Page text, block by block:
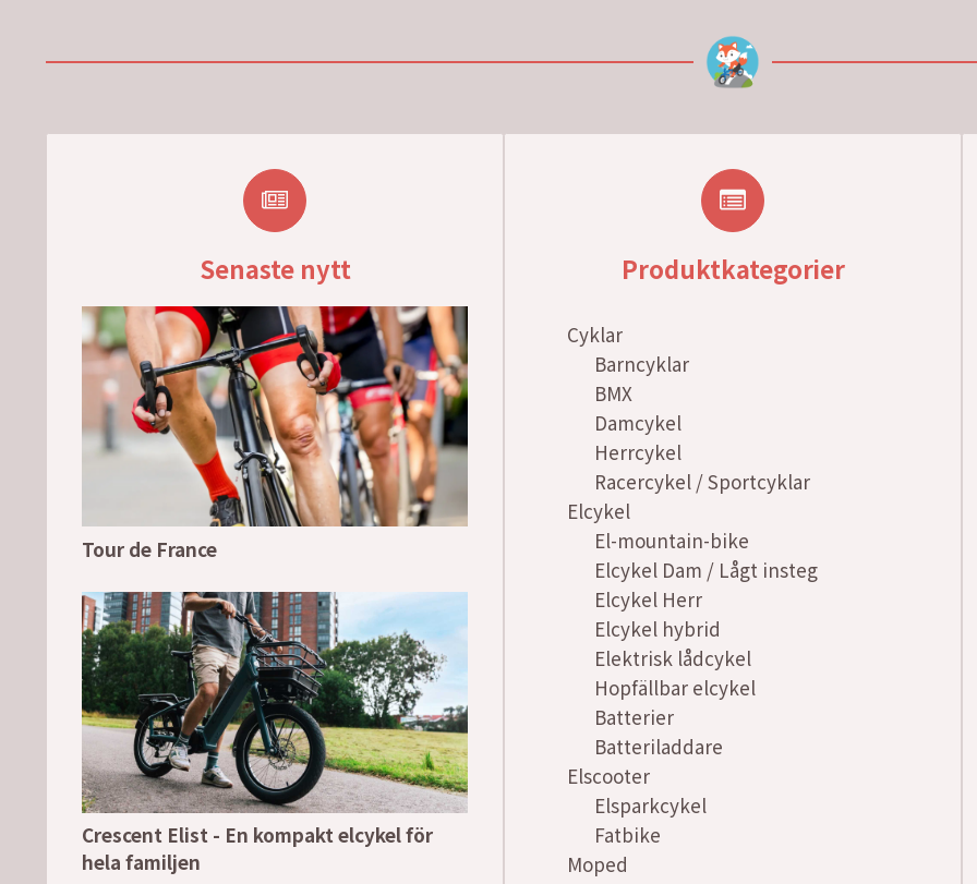
Senaste nytt
Tour de France
Crescent Elist - En kompakt elcykel för
hela familjen
Produktkategorier
Cyklar
Barncyklar
BMX
Damcykel
Herrcykel
Racercykel / Sportcyklar
Elcykel
El-mountain-bike
Elcykel Dam / Lågt insteg
Elcykel Herr
Elcykel hybrid
Elektrisk lådcykel
Hopfällbar elcykel
Batterier
Batteriladdare
Elscooter
Elsparkcykel
Fatbike
Moped